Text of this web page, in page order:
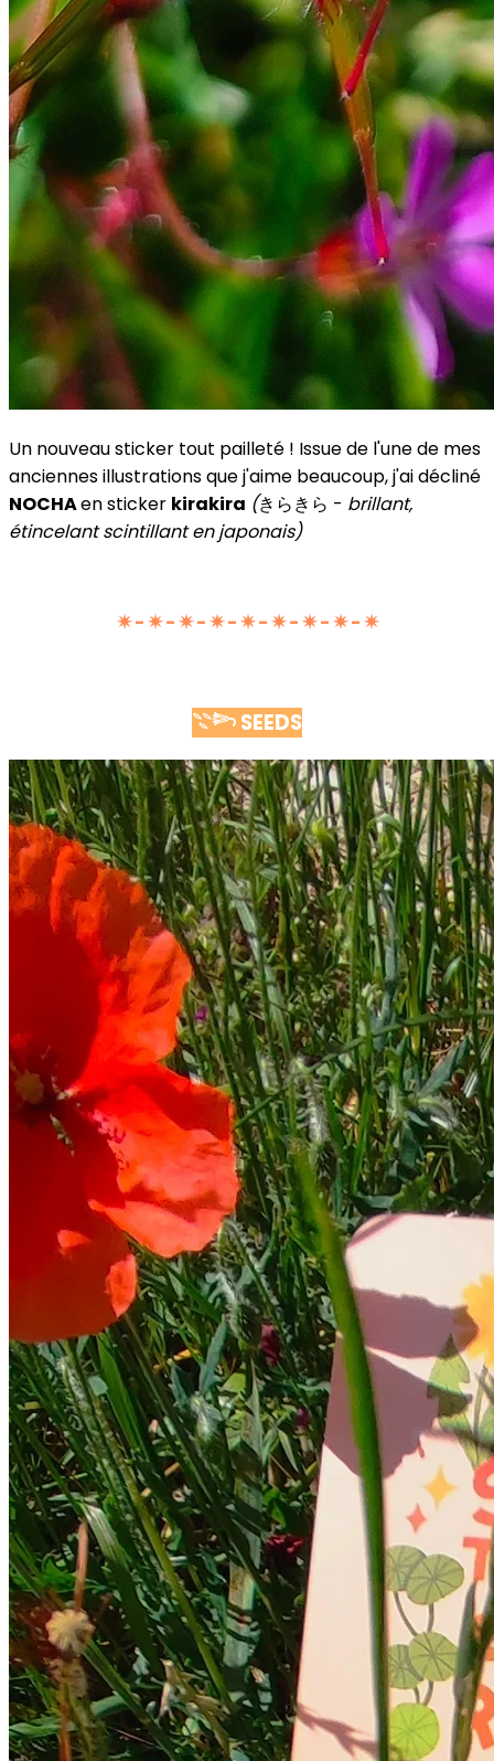
Un nouveau sticker tout pailleté ! Issue de l'une de mes
anciennes illustrations que j'aime beaucoup, j'ai décliné
NOCHAen sticker kirakira (きらきら - brillant,
étincelant scintillant en japonais)
✷ - ✷ - ✷ - ✷ - ✷ - ✷ - ✷ - ✷ - ✷
𓇢𓆸 SEEDS